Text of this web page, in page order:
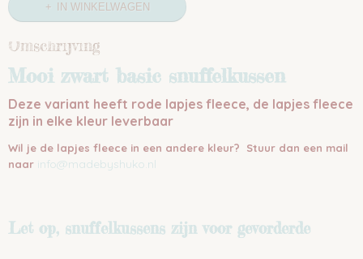
IN WINKELWAGEN
Omschrijving
Mooi zwart basic snuffelkussen
Deze variant heeft rode lapjes fleece, de lapjes fleece
zijn in elke kleur leverbaar
Wil je de lapjes fleece in een andere kleur? Stuur dan een mail
naar info@madebyshuko.nl
Let op, snuffelkussens zijn voor gevorderde